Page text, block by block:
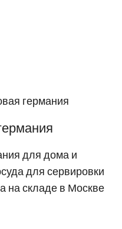
германия
для дома и
для сервировки
на складе в Москве